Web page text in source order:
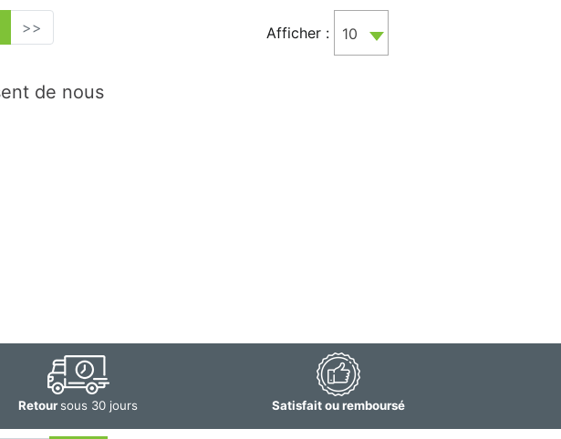
>> Afficher : 10
de nous
Retoursous 30 jours Satisfait ou remboursé